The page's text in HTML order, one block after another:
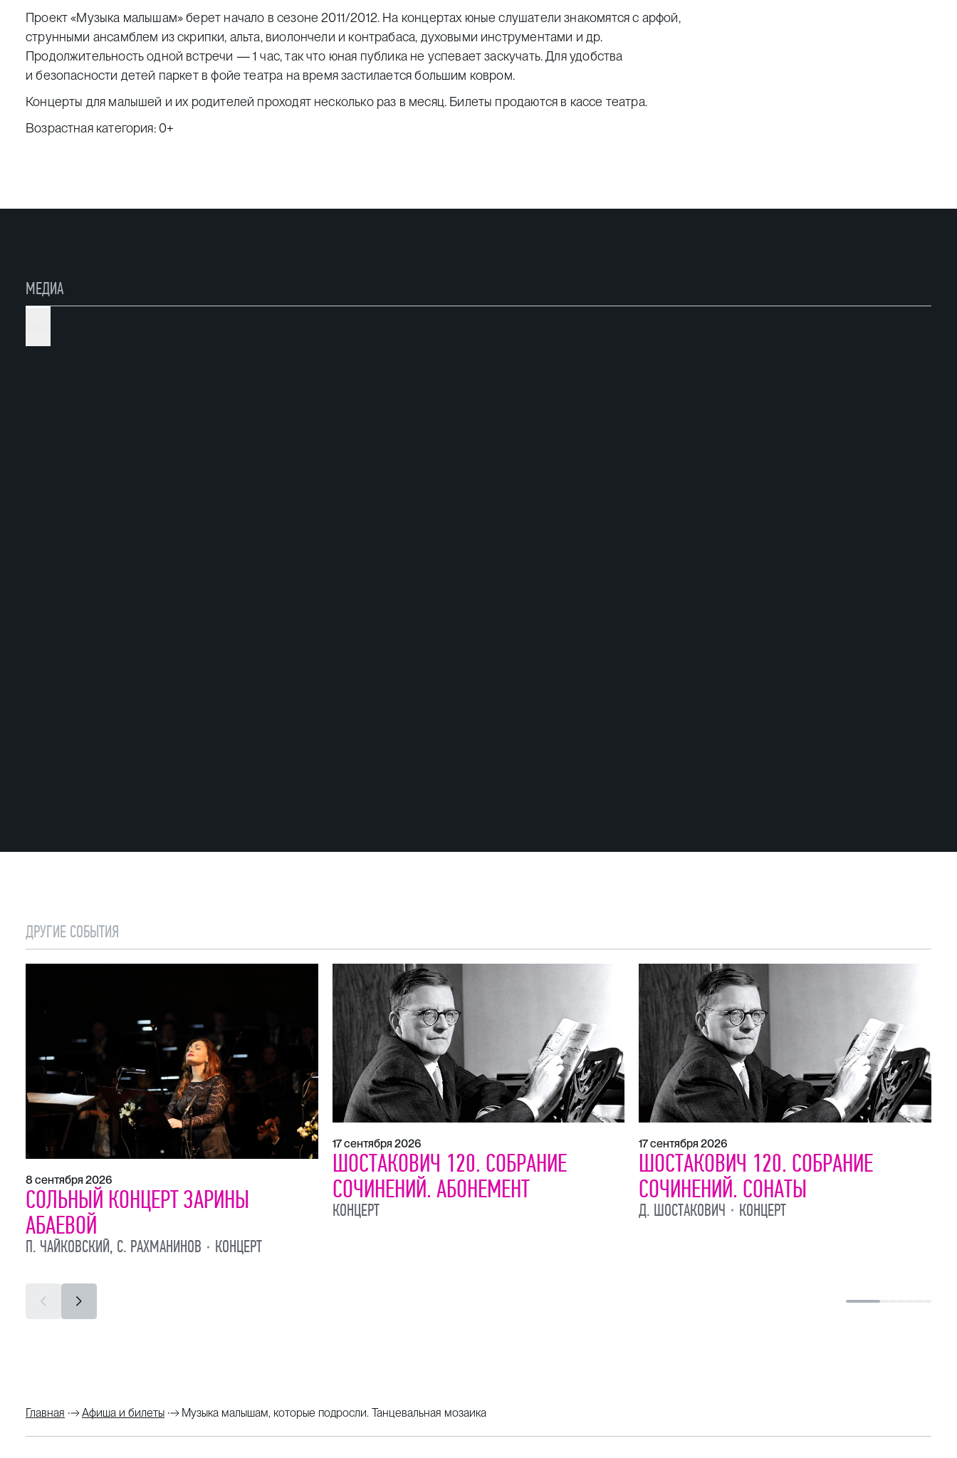
Проект «Музыка малышам» берет начало в сезоне 2011/2012. На концертах юные слушатели знакомятся с арфой,
струнными ансамблем из скрипки, альта, виолончели и контрабаса, духовыми инструментами и др.
Продолжительность одной встречи — 1 час, так что юная публика не успевает заскучать. Для удобства
и безопасности детей паркет в фойе театра на время застилается большим ковром.
Концерты для малышей и их родителей проходят несколько раз в месяц. Билеты продаются в кассе театра.
Возрастная категория: 0+
МЕДИА
ДРУГИЕ СОБЫТИЯ
8 сентября 2026
СОЛЬНЫЙ КОНЦЕРТ ЗАРИНЫ
АБАЕВОЙ
П. ЧАЙКОВСКИЙ, С. РАХМАНИНОВ КОНЦЕРТ
17 сентября 2026
ШОСТАКОВИЧ 120. СОБРАНИЕ
СОЧИНЕНИЙ. АБОНЕМЕНТ
КОНЦЕРТ
17 сентября 2026
ШОСТАКОВИЧ 120. СОБРАНИЕ
СОЧИНЕНИЙ. СОНАТЫ
Д. ШОСТАКОВИЧ КОНЦЕРТ
Главная Афиша и билеты Музыка малышам, которые подросли. Танцевальная мозаика